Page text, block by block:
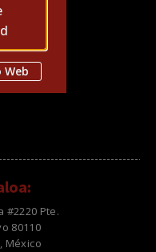
Web
#2220 Pte.
80110
México